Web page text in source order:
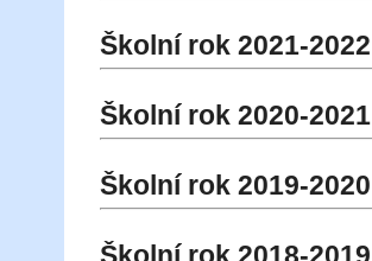
Školní rok 2021-2022
Školní rok 2020-2021
Školní rok 2019-2020